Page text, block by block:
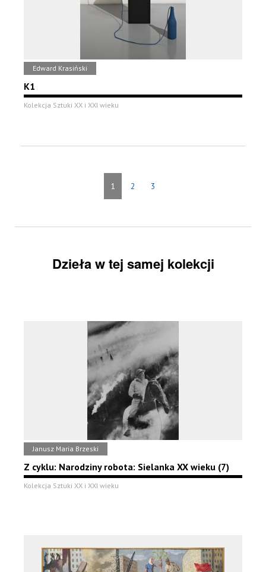
Edward Krasiński
K1
Kolekcja Sztuki XX i XXI wieku
1 2 3
Dzieła w tej samej kolekcji
Janusz Maria Brzeski
Z cyklu: Narodziny robota: Sielanka XX wieku (7)
Kolekcja Sztuki XX i XXI wieku